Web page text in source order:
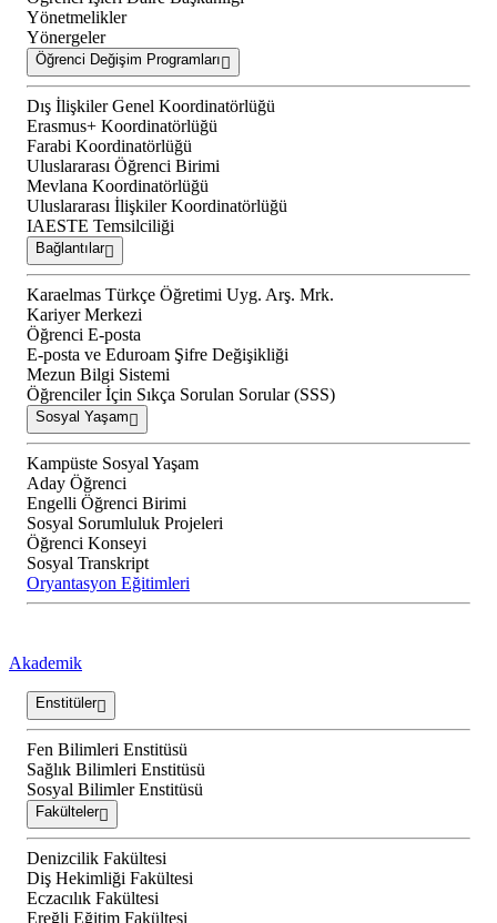
Yönetmelikler
Yönergeler
Öğrenci Değişim Programları
Dış İlişkiler Genel Koordinatörlüğü
Erasmus+ Koordinatörlüğü
Farabi Koordinatörlüğü
Uluslararası Öğrenci Birimi
Mevlana Koordinatörlüğü
Uluslararası İlişkiler Koordinatörlüğü
IAESTE Temsilciliği
Bağlantılar
Karaelmas Türkçe Öğretimi Uyg. Arş. Mrk.
Kariyer Merkezi
Öğrenci E-posta
E-posta ve Eduroam Şifre Değişikliği
Mezun Bilgi Sistemi
Öğrenciler İçin Sıkça Sorulan Sorular (SSS)
Sosyal Yaşam
Kampüste Sosyal Yaşam
Aday Öğrenci
Engelli Öğrenci Birimi
Sosyal Sorumluluk Projeleri
Öğrenci Konseyi
Sosyal Transkript
Oryantasyon Eğitimleri
Akademik
Enstitüler
Fen Bilimleri Enstitüsü
Sağlık Bilimleri Enstitüsü
Sosyal Bilimler Enstitüsü
Fakülteler
Denizcilik Fakültesi
Diş Hekimliği Fakültesi
Eczacılık Fakültesi
Ereğli Eğitim Fakültesi